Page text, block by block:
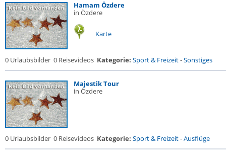
Hamam Özdere
in Özdere
Karte
0 Urlaubsbilder 0 Reisevideos Kategorie: Sport & Freizeit-Sonstiges
Majestik Tour
in Özdere
0 Urlaubsbilder 0 Reisevideos Kategorie: Sport & Freizeit-Ausflüge